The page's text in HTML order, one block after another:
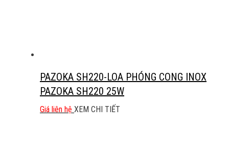
PAZOKA SH220-LOA PHÓNG CONG INOX
PAZOKA SH220 25W
Giá liên hệ XEM CHI TIẾT